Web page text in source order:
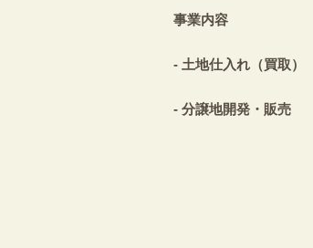
事業内容
土地仕入れ（買取）
分譲地開発・販売